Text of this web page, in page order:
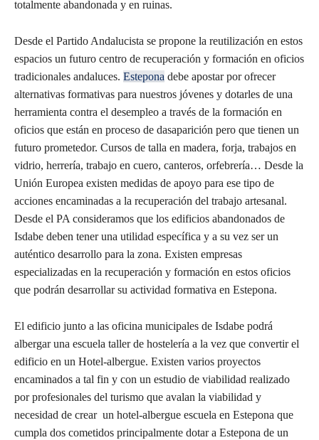
totalmente abandonada y en ruinas.
Desde el Partido Andalucista se propone la reutilización en estos
espacios un futuro centro de recuperación y formación en oficios
tradicionales andaluces. Estepona debe apostar por ofrecer
alternativas formativas para nuestros jóvenes y dotarles de una
herramienta contra el desempleo a través de la formación en
oficios que están en proceso de dasaparición pero que tienen un
futuro prometedor. Cursos de talla en madera, forja, trabajos en
vidrio, herrería, trabajo en cuero, canteros, orfebrería… Desde la
Unión Europea existen medidas de apoyo para ese tipo de
acciones encaminadas a la recuperación del trabajo artesanal.
Desde el PA consideramos que los edificios abandonados de
Isdabe deben tener una utilidad específica y a su vez ser un
auténtico desarrollo para la zona. Existen empresas
especializadas en la recuperación y formación en estos oficios
que podrán desarrollar su actividad formativa en Estepona.
El edificio junto a las oficina municipales de Isdabe podrá
albergar una escuela taller de hostelería a la vez que convertir el
edificio en un Hotel-albergue. Existen varios proyectos
encaminados a tal fin y con un estudio de viabilidad realizado
por profesionales del turismo que avalan la viabilidad y
necesidad de crear un hotel-albergue escuela en Estepona que
cumpla dos cometidos principalmente dotar a Estepona de un